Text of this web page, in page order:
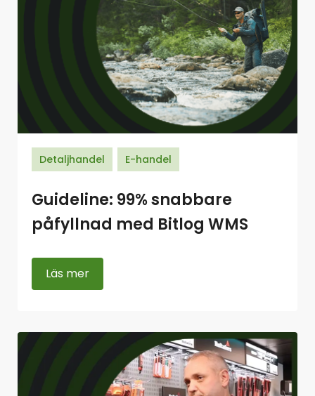
Detaljhandel E-handel
Guideline: 99% snabbare
påfyllnad med Bitlog WMS
Läs mer